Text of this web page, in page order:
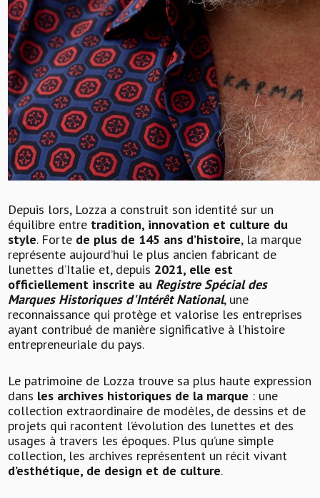
Depuis lors, Lozza a construit son identité sur un
équilibre entre tradition, innovation et culture du
style. Forte de plus de 145 ans d’histoire, la marque
représente aujourd’hui le plus ancien fabricant de
lunettes d’Italie et, depuis 2021, elle est
officiellement inscrite au Registre Spécial des
Marques Historiques d'Intérêt National, une
reconnaissance qui protège et valorise les entreprises
ayant contribué de manière significative à l’histoire
entrepreneuriale du pays.
Le patrimoine de Lozza trouve sa plus haute expression
dans les archives historiques de la marque : une
collection extraordinaire de modèles, de dessins et de
projets qui racontent l’évolution des lunettes et des
usages à travers les époques. Plus qu’une simple
collection, les archives représentent un récit vivant
d’esthétique, de design et de culture.